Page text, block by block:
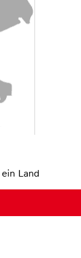
Land